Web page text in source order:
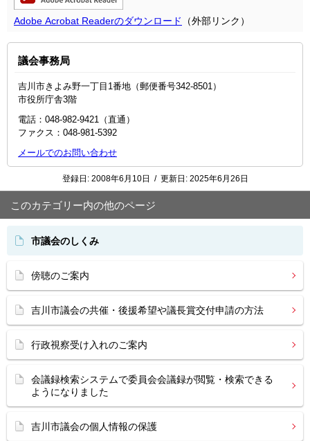
Adobe Acrobat Readerのダウンロード （外部リンク）
議会事務局
吉川市きよみ野一丁目1番地（郵便番号342-8501）
市役所庁舎3階
電話：048-982-9421（直通）
ファクス：048-981-5392
メールでのお問い合わせ
登録日: 2008年6月10日 / 更新日: 2025年6月26日
このカテゴリー内の他のページ
市議会のしくみ
傍聴のご案内
吉川市議会の共催・後援希望や議長賞交付申請の方法
行政視察受け入れのご案内
会議録検索システムで委員会会議録が閲覧・検索できる
ようになりました
吉川市議会の個人情報の保護